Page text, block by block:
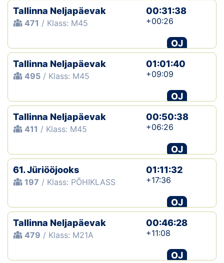
Tallinna Neljapäevak
471 / Klass: M45
00:31:38
+00:26
OJ
Tallinna Neljapäevak
495 / Klass: M45
01:01:40
+09:09
OJ
Tallinna Neljapäevak
411 / Klass: M45
00:50:38
+06:26
OJ
61. Jüriööjooks
197 / Klass: PÕHIKLASS
01:11:32
+17:36
OJ
Tallinna Neljapäevak
479 / Klass: M21A
00:46:28
+11:08
OJ